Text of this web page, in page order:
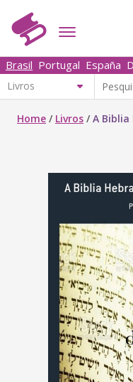
Brasil Portugal España
Home / Livros /A Biblia